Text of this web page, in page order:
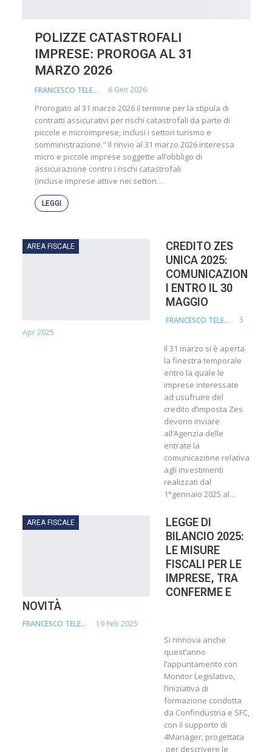
POLIZZE CATASTROFALI
IMPRESE: PROROGA AL 31
MARZO 2026
FRANCESCO TELESCA 6 Gen 2026
Prorogato al 31 marzo 2026 il termine per la stipula di
contratti assicurativi per rischi catastrofali da parte di
piccole e microimprese, inclusi i settori turismo e
somministrazione." Il rinvio al 31 marzo 2026 interessa
micro e piccole imprese soggette all’obbligo di
assicurazione contro i rischi catastrofali
(incluse imprese attive nei settori…
LEGGI
AREA FISCALE
CREDITO ZES
UNICA 2025:
COMUNICAZION
I ENTRO IL 30
MAGGIO
FRANCESCO TELESCA
3
Apr 2025
Il 31 marzo si è aperta
la finestra temporale
entro la quale le
imprese interessate
ad usufruire del
credito d’imposta Zes
devono inviare
all’Agenzia delle
entrate la
comunicazione relativa
agli investimenti
realizzati dal
1°gennaio 2025 al…
AREA FISCALE
LEGGE DI
BILANCIO 2025:
LE MISURE
FISCALI PER LE
IMPRESE, TRA
CONFERME E
NOVITÀ
FRANCESCO TELESCA 19 Feb 2025
Si rinnova anche
quest’anno
l’appuntamento con
Monitor Legislativo,
l’iniziativa di
formazione condotta
da Confindustria e SFC,
con il supporto di
4Manager, progettata
per descrivere le